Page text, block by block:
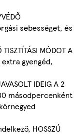
sebességet, és
MÓDOT A
extra gyengéd,
IDEIG A 2
30 másodpercenként
HOSSZÚ